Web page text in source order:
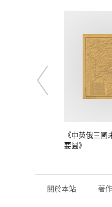
《中英俄三
要圖》
關於本站 著